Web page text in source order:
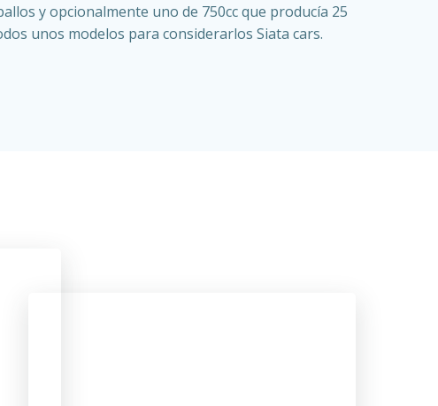
y opcionalmente uno de 750cc que producía 25
unos modelos para considerarlos Siata cars.